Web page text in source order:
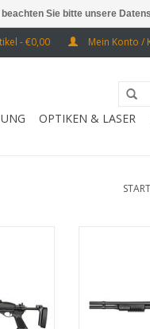
- €0,00 Mein Konto /
OPTIKEN & LASER
Sie bitte unsere